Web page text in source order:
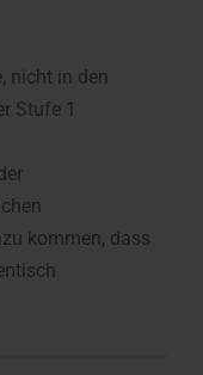
nicht in den
Stufe 1
kommen, dass